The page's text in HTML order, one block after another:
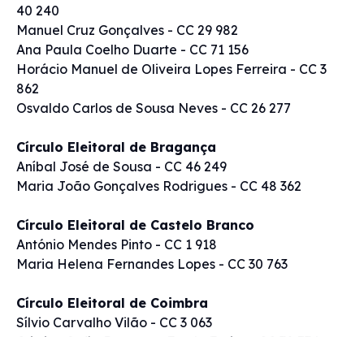
40 240
Manuel Cruz Gonçalves - CC 29 982
Ana Paula Coelho Duarte - CC 71 156
Horácio Manuel de Oliveira Lopes Ferreira - CC 3
862
Osvaldo Carlos de Sousa Neves - CC 26 277
Círculo Eleitoral de Bragança
Aníbal José de Sousa - CC 46 249
Maria João Gonçalves Rodrigues - CC 48 362
Círculo Eleitoral de Castelo Branco
António Mendes Pinto - CC 1 918
Maria Helena Fernandes Lopes - CC 30 763
Círculo Eleitoral de Coimbra
Sílvio Carvalho Vilão - CC 3 063